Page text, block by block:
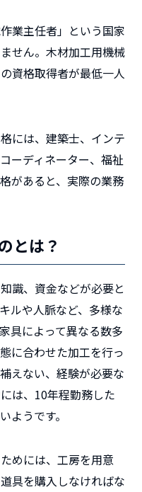
業主任者」 という国家
せん。木材加工用機械
資格取得者が最低一人
には、建築士、インテ
ーディネーター、福祉
があると、実際の業務
とは？
識、資金などが必要と
ルや人脈など、多様な
具によって異なる数多
に合わせた加工を行っ
えない、経験が必要な
は、10年程勤務した
ようです。
めには、工房を用意
具を購入しなければな